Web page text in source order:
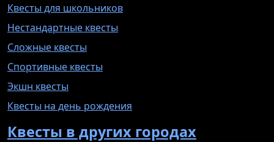
Квесты для школьников
Нестандартные квесты
Сложные квесты
Спортивные квесты
Экшн квесты
Квесты на день рождения
Квесты в других городах